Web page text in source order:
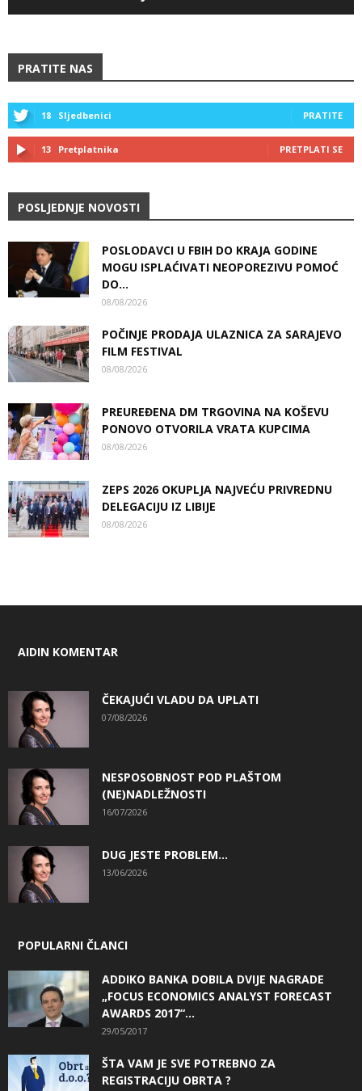
PRATITE NAS
18 Sljedbenici PRATITE
13 Pretplatnika PRETPLATI SE
POSLJEDNJE NOVOSTI
POSLODAVCI U FBIH DO KRAJA GODINE
MOGU ISPLAĆIVATI NEOPOREZIVU POMOĆ
DO...
08/08/2026
POČINJE PRODAJA ULAZNICA ZA SARAJEVO
FILM FESTIVAL
08/08/2026
PREUREĐENA DM TRGOVINA NA KOŠEVU
PONOVO OTVORILA VRATA KUPCIMA
08/08/2026
ZEPS 2026 OKUPLJA NAJVEĆU PRIVREDNU
DELEGACIJU IZ LIBIJE
08/08/2026
AIDIN KOMENTAR
ČEKAJUĆI VLADU DA UPLATI
07/08/2026
NESPOSOBNOST POD PLAŠTOM
(NE)NADLEŽNOSTI
16/07/2026
DUG JESTE PROBLEM…
13/06/2026
POPULARNI ČLANCI
ADDIKO BANKA DOBILA DVIJE NAGRADE
„FOCUS ECONOMICS ANALYST FORECAST
AWARDS 2017“...
29/05/2017
ŠTA VAM JE SVE POTREBNO ZA
REGISTRACIJU OBRTA ?